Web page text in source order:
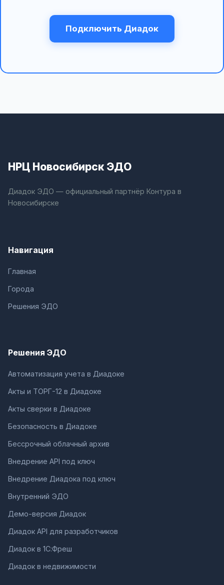
Подключить Диадок
НРЦ Новосибирск ЭДО
Диадок ЭДО — официальный партнёр Контура в
Новосибирске
Навигация
Главная
Города
Решения ЭДО
Решения ЭДО
Автоматизация учета в Диадоке
Акты и ТОРГ-12 в Диадоке
Акты сверки в Диадоке
Безопасность в Диадоке
Бессрочный облачный архив
Внедрение API под ключ
Внедрение Диадока под ключ
Внутренний ЭДО
Демо-версия Диадок
Диадок API для разработчиков
Диадок в 1С:Фреш
Диадок в недвижимости